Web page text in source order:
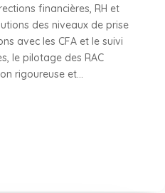
financières, RH et
des niveaux de prise
avec les CFA et le suivi
le pilotage des RAC
rigoureuse et...